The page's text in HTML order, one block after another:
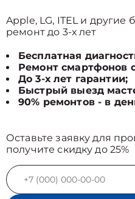
Apple, LG, ITEL и другие
ремонт до 3-х лет
Бесплатная
Ремонт смартфонов
До 3-х лет гарантии;
Быстрый выезд
90% ремонтов - в
Оставьте заявку для
получите скидку до 25%